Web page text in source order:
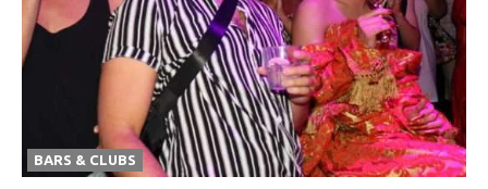
BARS & CLUBS